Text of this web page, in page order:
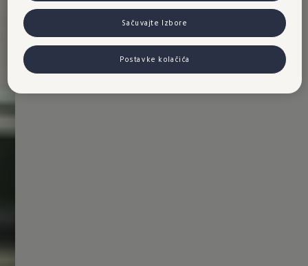
Sačuvajte Izbore
Postavke kolačića